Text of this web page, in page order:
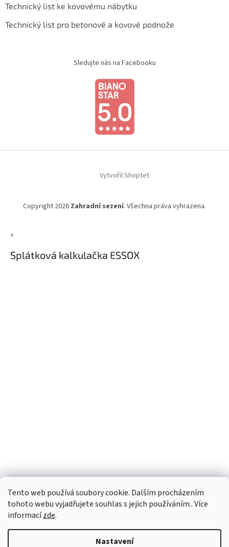
Tento web používá soubory cookie. Dalším procházením
tohoto webu vyjadřujete souhlas s jejich používáním.. Více
informacízde.
Nastavení
Technický list ke kovovému nábytku
Technický list pro betonové a kovové podnože
Sledujte nás na Facebooku
Vytvořil Shoptet
Copyright 2026 Zahradní sezení. Všechna práva vyhrazena.
×
Splátková kalkulačka ESSOX